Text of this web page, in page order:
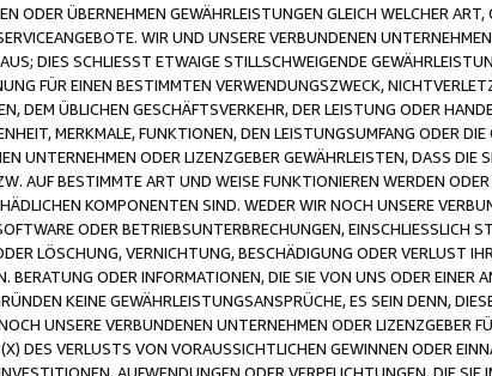
ODER ÜBERNEHMEN GEWÄHRLEISTUNGEN GLEICH WELCHER
WIR UND UNSERE VERBUNDENEN
DIES SCHLIESST ETWAIGE STILLSCHWEIGENDE
FÜR EINEN BESTIMMTEN VERWENDUNGSZWECK,
DEM ÜBLICHEN GESCHÄFTSVERKEHR, DER LEISTUNG ODER
MERKMALE, FUNKTIONEN, DEN LEISTUNGSUMFANG ODER
UNTERNEHMEN ODER LIZENZGEBER GEWÄHRLEISTEN, DASS DIE
AUF BESTIMMTE ART UND WEISE FUNKTIONIEREN WERDEN
KOMPONENTEN SIND. WEDER WIR NOCH UNSERE
ODER BETRIEBSUNTERBRECHUNGEN, EINSCHLIESSLICH
LÖSCHUNG, VERNICHTUNG, BESCHÄDIGUNG ODER VERLUST
ODER INFORMATIONEN, DIE SIE VON UNS ODER EINER
KEINE GEWÄHRLEISTUNGSANSPRÜCHE, ES SEIN DENN,
UNSERE VERBUNDENEN UNTERNEHMEN ODER LIZENZGEBER
DES VERLUSTS VON VORAUSSICHTLICHEN GEWINNEN ODER